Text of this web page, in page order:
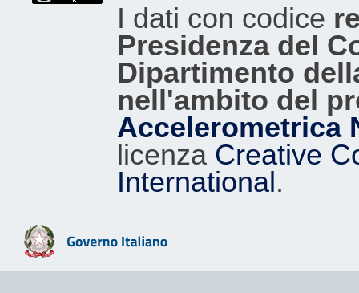
I dati con codice
Presidenza del
Dipartimento
nell'ambito del
Accelerometrica
licenza Creative
International.